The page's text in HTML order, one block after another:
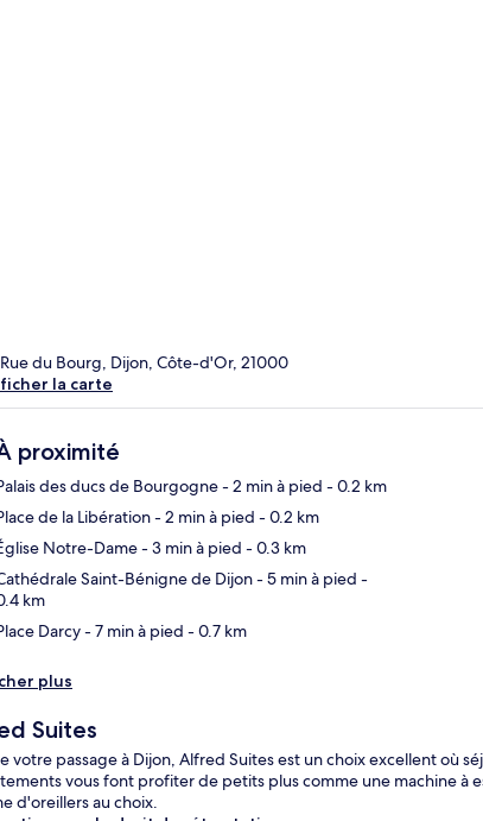
Rue du Bourg, Dijon, Côte-d'Or, 21000
la carte
proximité
des ducs de Bourgogne- 2 min à pied - 0.2 km
de la Libération- 2 min à pied - 0.2 km
Notre-Dame- 3 min à pied - 0.3 km
Saint-Bénigne de Dijon- 5 min à pied -
km
Darcy- 7 min à pied - 0.7 km
plus
Suites
votre passage à Dijon, Alfred Suites est un choix excellent où
vous font profiter de petits plus comme une machine à
d'oreillers au choix.